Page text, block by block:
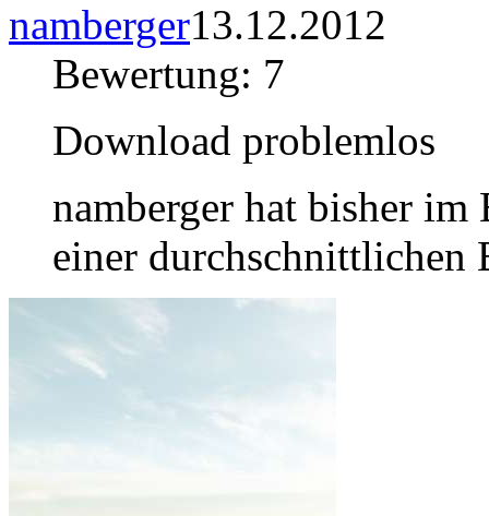
namberger13.12.2012
Bewertung: 7
Download problemlos
namberger hat bisher
einer durchschnittlichen